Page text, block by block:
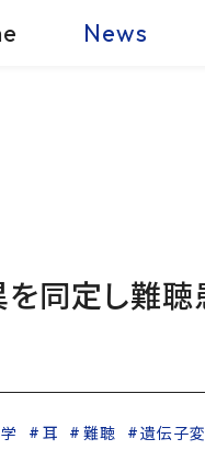
News
同定し難
耳 難聴 遺伝子